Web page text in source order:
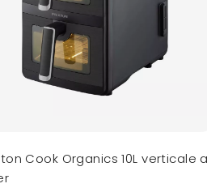
Cook Organics 10L verticale